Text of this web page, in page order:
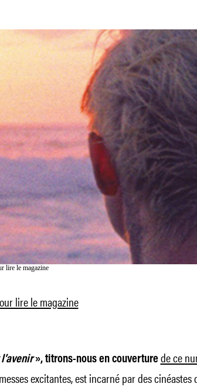
lire le magazine
», titrons-nous en couverture de ce
excitantes, est incarné par des